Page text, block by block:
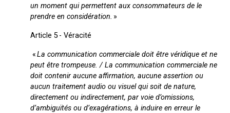
un moment qui permettent aux consommateurs de le
prendre en considération. »
Article 5 - Véracité
«La communication commerciale doit être véridique et ne
peut être trompeuse. / La communication commerciale ne
doit contenir aucune affirmation, aucune assertion ou
aucun traitement audio ou visuel qui soit de nature,
directement ou indirectement, par voie d’omissions,
d’ambiguïtés ou d’exagérations, à induire en erreur le